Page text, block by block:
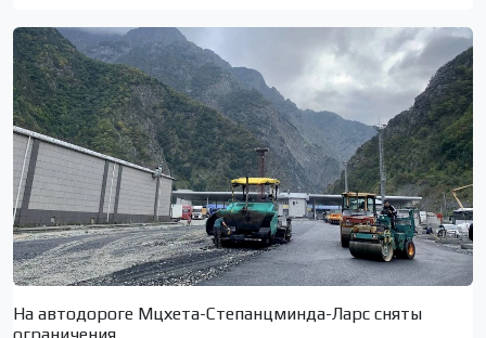
На автодороге Мцхета-Степанцминда-Ларс сняты